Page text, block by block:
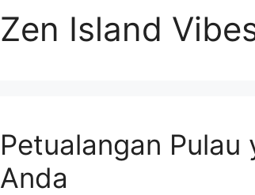
Zen Island
Petualangan
Anda